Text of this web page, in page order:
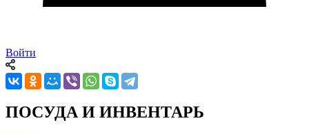
Войти
ПОСУДА И ИНВЕНТАРЬ